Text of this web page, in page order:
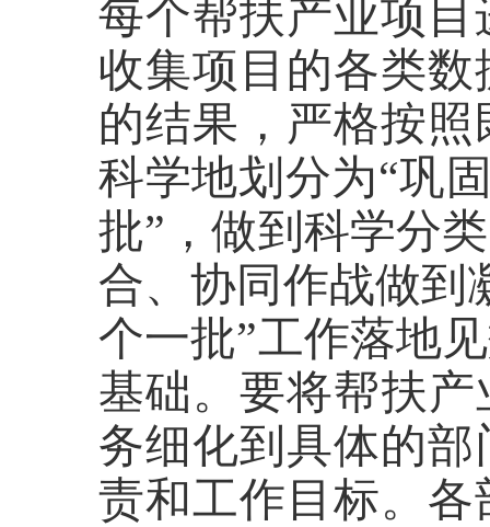
每个帮扶产业项
收集项目的各类
的结果，严格按
科学地划分为“巩
批”，做到科学分
合、协同作战做到
个一批”工作落地
基础。要将帮扶
务细化到具体的
责和工作目标。